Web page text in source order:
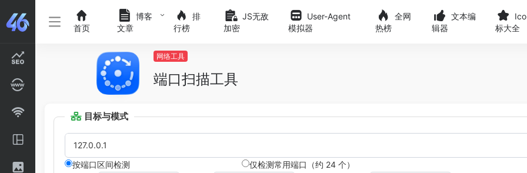
首页
博客
文章
排
行榜
JS无敌
加密
User-Agent
模拟器
全网
热榜
文本编
辑器
标大全
网络工具
端口扫描工具
目标与模式
按端口区间检测
仅检测常用端口（约 24 个）